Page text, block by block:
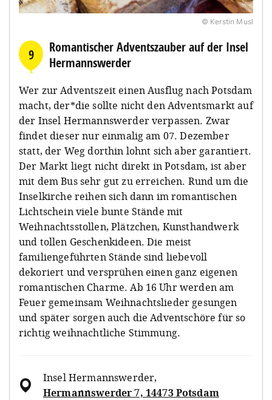
© Kerstin Musl
9
Romantischer Adventszauber auf der Insel
Hermannswerder
Wer zur Adventszeit einen Ausflug nach Potsdam
macht, der*die sollte nicht den Adventsmarkt auf
der Insel Hermannswerder verpassen. Zwar
findet dieser nur einmalig am 07. Dezember
statt, der Weg dorthin lohnt sich aber garantiert.
Der Markt liegt nicht direkt in Potsdam, ist aber
mit dem Bus sehr gut zu erreichen. Rund um die
Inselkirche reihen sich dann im romantischen
Lichtschein viele bunte Stände mit
Weihnachtsstollen, Plätzchen, Kunsthandwerk
und tollen Geschenkideen. Die meist
familiengeführten Stände sind liebevoll
dekoriert und versprühen einen ganz eigenen
romantischen Charme. Ab 16 Uhr werden am
Feuer gemeinsam Weihnachtslieder gesungen
und später sorgen auch die Adventschöre für so
richtig weihnachtliche Stimmung.
Insel Hermannswerder,
Hermannswerder 7, 14473 Potsdam